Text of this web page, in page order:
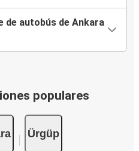
de autobús de Ankara
populares
Ürgüp